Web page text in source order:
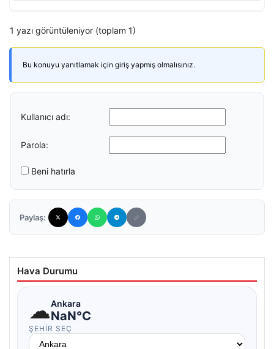
1 yazı görüntüleniyor (toplam 1)
Bu konuyu yanıtlamak için giriş yapmış olmalısınız.
Kullanıcı adı:
Parola:
Beni hatırla
Paylaş:
Hava Durumu
☁Ankara
NaN°C
ŞEHIR SEÇ